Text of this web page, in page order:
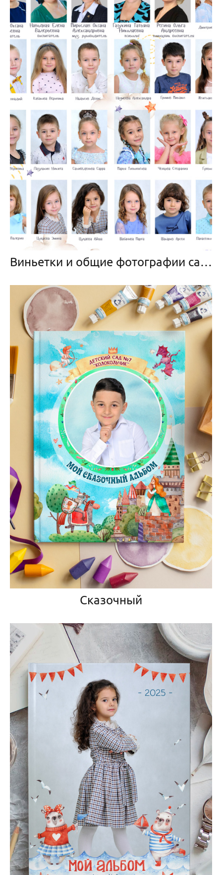
Виньетки и общие фотографии садик
Сказочный